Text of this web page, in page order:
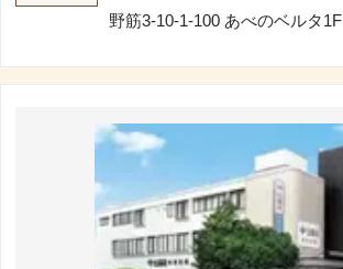
野筋3-10-1-100 あべのベルタ1F